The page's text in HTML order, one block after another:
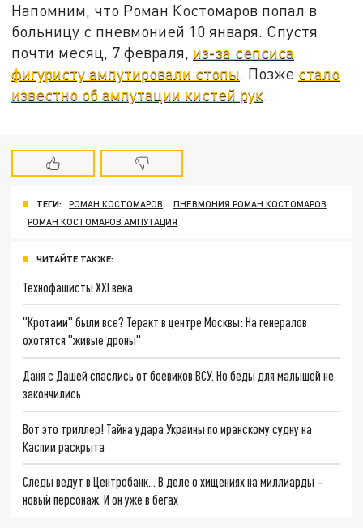
Напомним, что Роман Костомаров попал в
больницу с пневмонией 10 января. Спустя
почти месяц, 7 февраля, из-за сепсиса
фигуристу ампутировали стопы. Позже стало
известно об ампутации кистей рук.
ТЕГИ: РОМАН КОСТОМАРОВ
ПНЕВМОНИЯ РОМАН КОСТОМАРОВ
РОМАН КОСТОМАРОВ АМПУТАЦИЯ
ЧИТАЙТЕ ТАКЖЕ:
Технофашисты XXI века
"Кротами" были все? Теракт в центре Москвы: На генералов
охотятся "живые дроны"
Даня с Дашей спаслись от боевиков ВСУ. Но беды для малышей не
закончились
Вот это триллер! Тайна удара Украины по иранскому судну на
Каспии раскрыта
Следы ведут в Центробанк… В деле о хищениях на миллиарды –
новый персонаж. И он уже в бегах